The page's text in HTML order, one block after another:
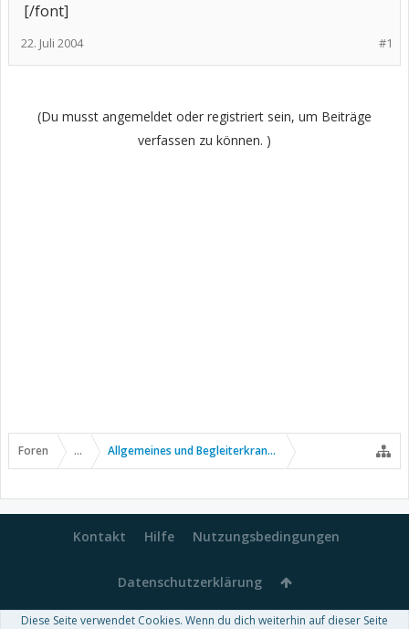
[/font]
#1
22. Juli 2004
(Du musst angemeldet oder registriert sein, um Beiträge
verfassen zu können. )
Foren ... Allgemeines und Begleiterkrankungen
Kontakt Hilfe Nutzungsbedingungen
Datenschutzerklärung
Diese Seite verwendet Cookies. Wenn du dich weiterhin auf dieser Seite